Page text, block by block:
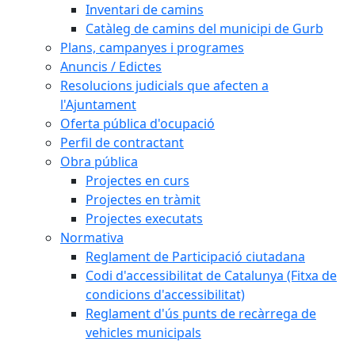
Inventari de camins
Catàleg de camins del municipi de Gurb
Plans, campanyes i programes
Anuncis / Edictes
Resolucions judicials que afecten a
l'Ajuntament
Oferta pública d'ocupació
Perfil de contractant
Obra pública
Projectes en curs
Projectes en tràmit
Projectes executats
Normativa
Reglament de Participació ciutadana
Codi d'accessibilitat de Catalunya (Fitxa de
condicions d'accessibilitat)
Reglament d'ús punts de recàrrega de
vehicles municipals